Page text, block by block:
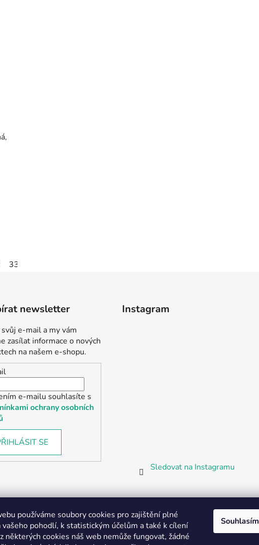
používáme soubory cookies pro zajištění plné
vašeho pohodlí, k statistickým účelům a také k cílení
některých cookies náš web nemůže fungovat, žádné
Souhlasím
33
newsletter
e-mail a my vám
zasílat informace o nových
na našem e-shopu.
e-mailu souhlasíte s
ochrany osobních
SE
Instagram
Sledovat na Instagramu